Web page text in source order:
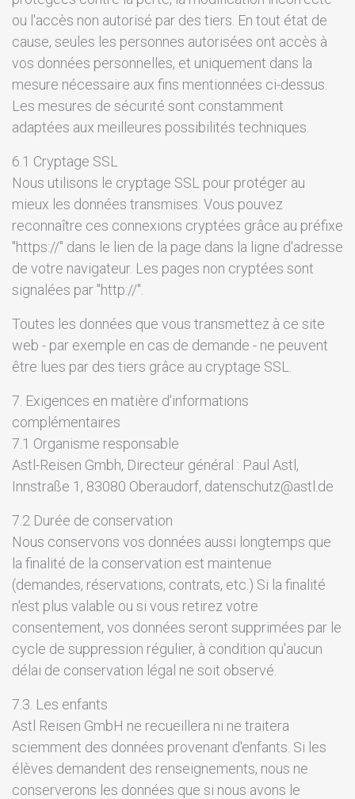
ou l'accès non autorisé par des tiers. En tout état de
cause, seules les personnes autorisées ont accès à
vos données personnelles, et uniquement dans la
mesure nécessaire aux fins mentionnées ci-dessus.
Les mesures de sécurité sont constamment
adaptées aux meilleures possibilités techniques.
6.1 Cryptage SSL
Nous utilisons le cryptage SSL pour protéger au
mieux les données transmises. Vous pouvez
reconnaître ces connexions cryptées grâce au préfixe
"https://" dans le lien de la page dans la ligne d'adresse
de votre navigateur. Les pages non cryptées sont
signalées par "http://".
Toutes les données que vous transmettez à ce site
web - par exemple en cas de demande - ne peuvent
être lues par des tiers grâce au cryptage SSL.
7. Exigences en matière d'informations
complémentaires
7.1 Organisme responsable
Astl-Reisen Gmbh, Directeur général : Paul Astl,
Innstraße 1, 83080 Oberaudorf, datenschutz@astl.de
7.2 Durée de conservation
Nous conservons vos données aussi longtemps que
la finalité de la conservation est maintenue
(demandes, réservations, contrats, etc.) Si la finalité
n'est plus valable ou si vous retirez votre
consentement, vos données seront supprimées par le
cycle de suppression régulier, à condition qu'aucun
délai de conservation légal ne soit observé.
7.3. Les enfants
Astl Reisen GmbH ne recueillera ni ne traitera
sciemment des données provenant d'enfants. Si les
élèves demandent des renseignements, nous ne
conserverons les données que si nous avons le